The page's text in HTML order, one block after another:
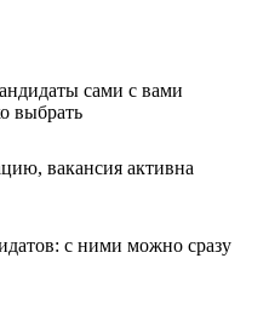
сами с вами
выбрать
вакансия активна
с ними можно сразу